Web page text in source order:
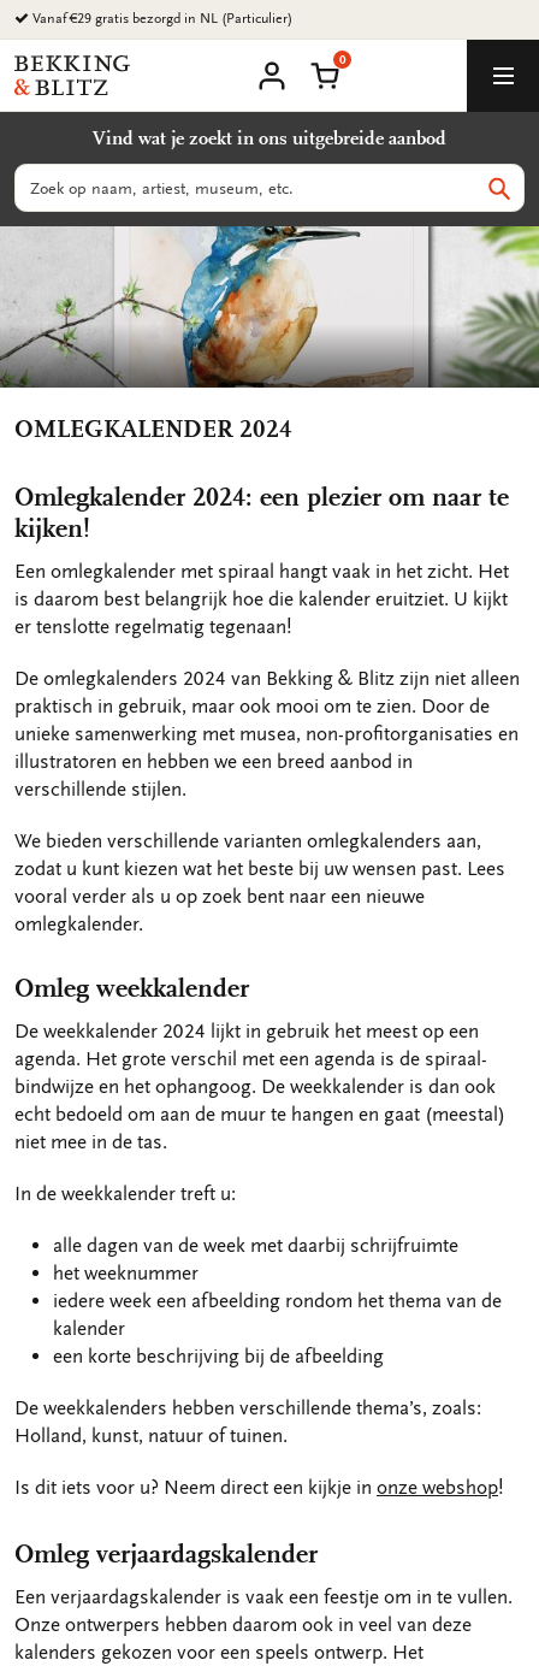
Ga
naar
content
Bekking
&
B.V.
account
Winkelmand
0
Vind wat je zoekt in ons uitgebreide aanbod
Zoeken
OMLEGKALENDER 2024
Omlegkalender 2024: een plezier om naar te
kijken!
Een omlegkalender met spiraal hangt vaak in het zicht. Het
is daarom best belangrijk hoe die kalender eruitziet. U kijkt
er tenslotte regelmatig tegenaan!
De omlegkalenders 2024 van Bekking & Blitz zijn niet alleen
praktisch in gebruik, maar ook mooi om te zien. Door de
unieke samenwerking met musea, non-profitorganisaties en
illustratoren en hebben we een breed aanbod in
verschillende stijlen.
We bieden verschillende varianten omlegkalenders aan,
zodat u kunt kiezen wat het beste bij uw wensen past. Lees
vooral verder als u op zoek bent naar een nieuwe
omlegkalender.
Omleg weekkalender
De weekkalender 2024 lijkt in gebruik het meest op een
agenda. Het grote verschil met een agenda is de spiraal-
bindwijze en het ophangoog. De weekkalender is dan ook
echt bedoeld om aan de muur te hangen en gaat (meestal)
niet mee in de tas.
In de weekkalender treft u:
alle dagen van de week met daarbij schrijfruimte
het weeknummer
iedere week een afbeelding rondom het thema van de
kalender
een korte beschrijving bij de afbeelding
De weekkalenders hebben verschillende thema’s, zoals:
Holland, kunst, natuur of tuinen.
Is dit iets voor u? Neem direct een kijkje in onze webshop!
Omleg verjaardagskalender
Een verjaardagskalender is vaak een feestje om in te vullen.
Onze ontwerpers hebben daarom ook in veel van deze
kalenders gekozen voor een speels ontwerp. Het